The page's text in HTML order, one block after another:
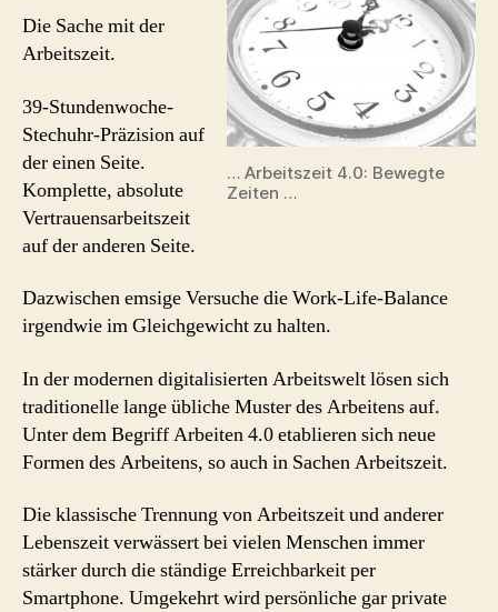
der
… Arbeitszeit 4.0: Bewegte
Zeiten …
Die Sache mit der
Arbeitszeit.
39-Stundenwoche-
Stechuhr-Präzision auf
der einen Seite.
Komplette, absolute
Vertrauensarbeitszeit
auf der anderen Seite.
Dazwischen emsige Versuche die Work-Life-Balance
irgendwie im Gleichgewicht zu halten.
In der modernen digitalisierten Arbeitswelt lösen sich
traditionelle lange übliche Muster des Arbeitens auf.
Unter dem Begriff Arbeiten 4.0 etablieren sich neue
Formen des Arbeitens, so auch in Sachen Arbeitszeit.
Die klassische Trennung von Arbeitszeit und anderer
Lebenszeit verwässert bei vielen Menschen immer
stärker durch die ständige Erreichbarkeit per
Smartphone. Umgekehrt wird persönliche gar private